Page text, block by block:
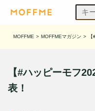
MOFFME > MOFFMEマガジン >
【#ハッピーモフ
表！